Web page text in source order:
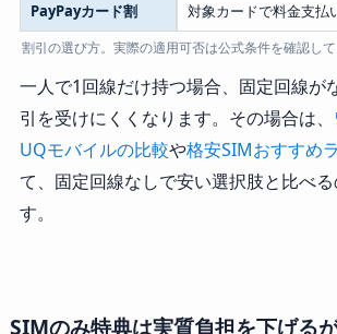
PayPayカード割 対象カードで料金支払
割引の選び方。実際の適用可否は公式条件を確認して
一人で1回線だけ持つ場合、固定回線が
引を受けにくくなります。その場合は、
UQモバイルの比較や格安SIMおすすめ
て、固定回線なしで安い選択肢と比べ
す。
SIMのみ特典は実質負担を下げる